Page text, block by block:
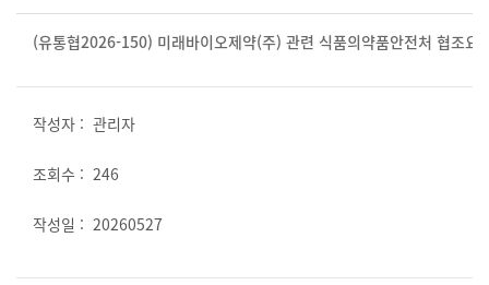
(유통협2026-150) 미래바이오제약(주) 관련 식품의약품안전처 협조요
관리자
246
20260527